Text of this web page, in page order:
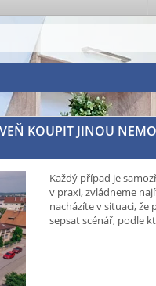
KOUPIT JINOU
Každý případ je
v praxi, zvládneme
nacházíte v situaci,
sepsat scénář, podle